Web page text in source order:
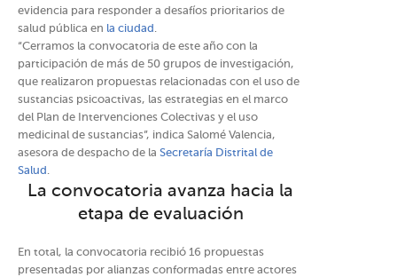
evidencia para responder a desafíos prioritarios de
salud pública en la ciudad .
“Cerramos la convocatoria de este año con la
participación de más de 50 grupos de investigación,
que realizaron propuestas relacionadas con el uso de
sustancias psicoactivas, las estrategias en el marco
del Plan de Intervenciones Colectivas y el uso
medicinal de sustancias”, indica Salomé Valencia,
asesora de despacho de la Secretaría Distrital de
Salud .
La convocatoria avanza hacia la
etapa de evaluación
En total, la convocatoria recibió 16 propuestas
presentadas por alianzas conformadas entre actores